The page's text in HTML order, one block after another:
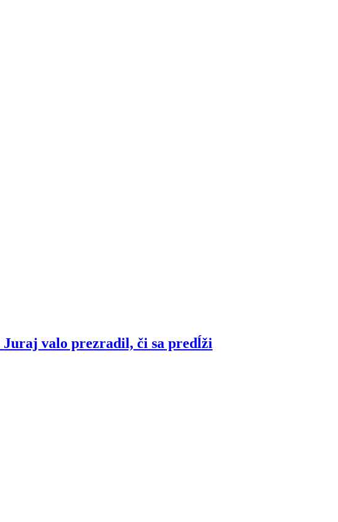
valo prezradil, či sa predĺži